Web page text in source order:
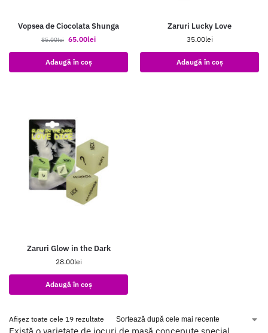
Vopsea de Ciocolata Shunga
85.00lei 65.00lei
Adaugă în coș
Zaruri Lucky Love
35.00lei
Adaugă în coș
Zaruri Glow in the Dark
28.00lei
Adaugă în coș
Afișez toate cele 19 rezultate
Există o varietate de jocuri de masă concepute special